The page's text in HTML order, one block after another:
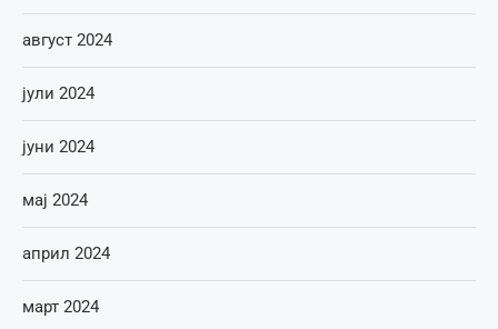
август 2024
јули 2024
јуни 2024
мај 2024
април 2024
март 2024